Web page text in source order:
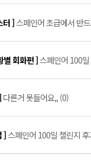
터 ]스페인어 초급에서 반
별 회화편 ]스페인어 100
다른거 못들어요,, (0)
]스페인어 100일 챌린지